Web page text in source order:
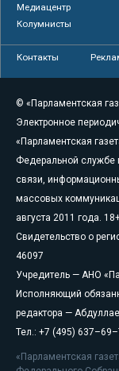
Медиацентр
Колумнисты
Контакты
© «Парламентская
Электронное
«Парламентская
Федеральной службе
связи,
массовых
августа 2011 года.
Свидетельство о
46097
Учредитель — АНО
Исполняющий
редактора —
Тел.: +7 (495)
«Парламентская